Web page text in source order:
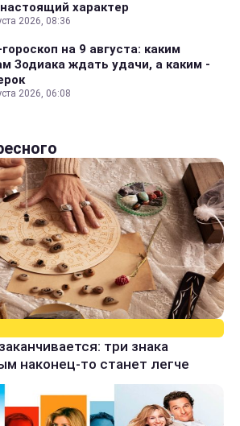
характер
2026, 08:36
на 9 августа: каким
Зодиака ждать удачи, а каким -
2026, 06:08
три знака
наконец-то станет легче